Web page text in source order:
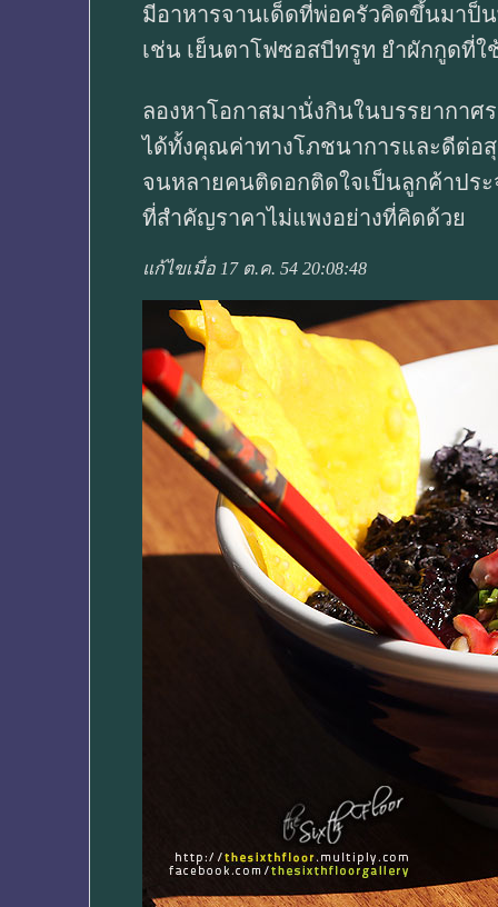
มีอาหารจานเด็ดที่พ่อครัวคิดขึ้นมาป็
เช่น เย็นตาโฟซอสบีทรูท ยำผักกูดที่
ลองหาโอกาสมานั่งกินในบรรยากาศ
ได้ทั้งคุณค่าทางโภชนาการและดีต่อ
จนหลายคนติดอกติดใจเป็นลูกค้าประ
ที่สำคัญราคาไม่แพงอย่างที่คิดด้วย
แก้ไขเมื่อ 17 ต.ค. 54 20:08:48